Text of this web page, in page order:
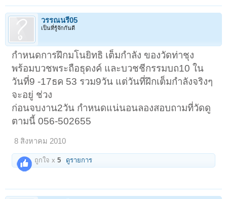
วรรณนรี05
เป็นที่รู้จักกันดี
กำหนดการฝึกมโนยิทธิ เต็มกำลัง ของวัดท่าชุง
พร้อมบวชพระถือธุดงค์ และบวชชีกรรมบถ10 ใน
วันที่9 -17ธค 53 รวม9วัน แต่วันที่ฝึกเต็มกำลังจริงๆ
จะอยู่ ช่วง
ก่อนจบงาน2วัน กำหนดแน่นอนลองสอบถามที่วัดดู
ตามนี้ 056-502655
8 สิงหาคม 2010
ถูกใจ x5 ดูรายการ